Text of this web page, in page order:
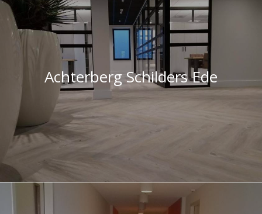
Achterberg Schilders Ede